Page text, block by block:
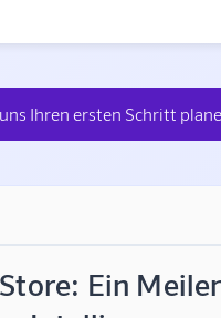
Ihren ersten Schritt
Ein